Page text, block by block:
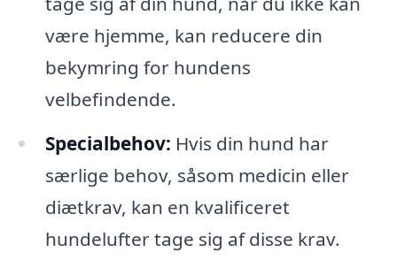
være hjemme, kan reducere din
bekymring for hundens
velbefindende.
Specialbehov: Hvis din hund har
særlige behov, såsom medicin eller
diætkrav, kan en kvalificeret
hundelufter tage sig af disse krav.